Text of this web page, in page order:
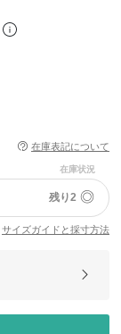
在庫表記について
在庫状況
残り2 ◎
サイズガイドと採寸方法